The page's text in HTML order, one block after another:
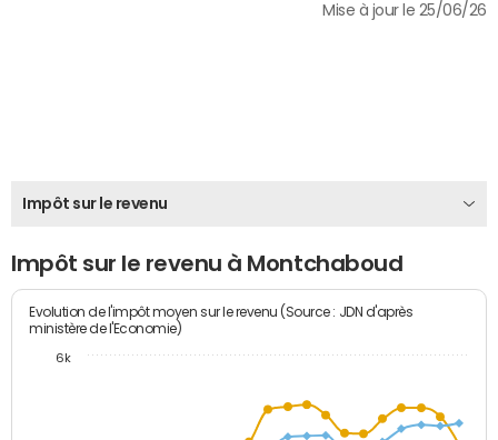
Mise à jour le 25/06/26
Impôt sur le revenu
Impôt sur le revenu à Montchaboud
Evolution de l'impôt moyen sur le revenu (Source : JDN d'après
ministère de l'Economie)
6k